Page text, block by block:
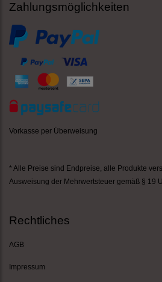
Zahlungsmöglichkeiten
Vorkasse per Überweisung
* Alle Preise sind Endpreise, alle Produkte
Ausweisung der Mehrwertsteuer gemäß § 19
Rechtliches
AGB
Impressum